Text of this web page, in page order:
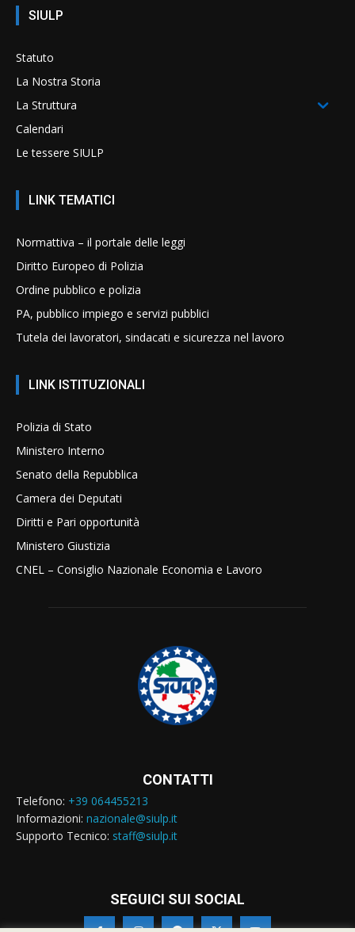
SIULP
Statuto
La Nostra Storia
La Struttura
Calendari
Le tessere SIULP
LINK TEMATICI
Normattiva – il portale delle leggi
Diritto Europeo di Polizia
Ordine pubblico e polizia
PA, pubblico impiego e servizi pubblici
Tutela dei lavoratori, sindacati e sicurezza nel lavoro
LINK ISTITUZIONALI
Polizia di Stato
Ministero Interno
Senato della Repubblica
Camera dei Deputati
Diritti e Pari opportunità
Ministero Giustizia
CNEL – Consiglio Nazionale Economia e Lavoro
CONTATTI
Telefono: +39 064455213
Informazioni: nazionale@siulp.it
Supporto Tecnico: staff@siulp.it
SEGUICI SUI SOCIAL